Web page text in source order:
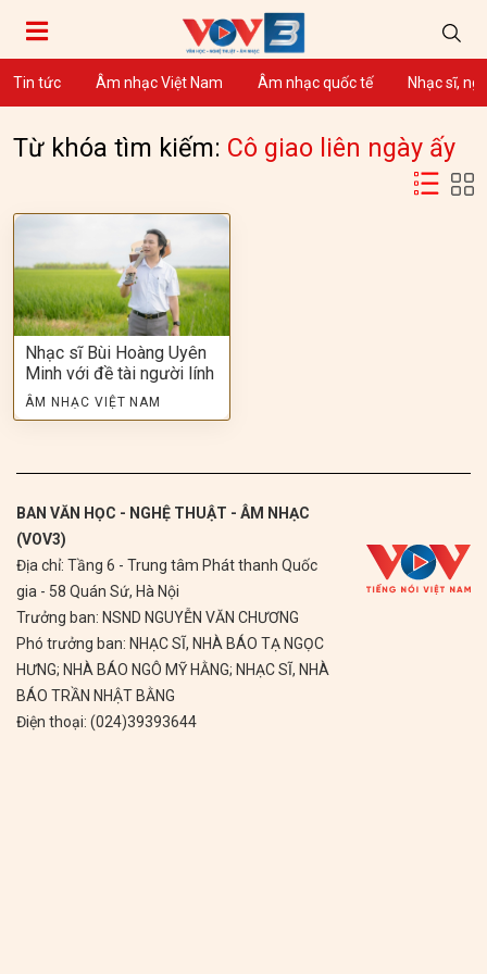
Tin tức Âm nhạc Việt Nam Âm nhạc quốc tế Nhạc sĩ,
Từ khóa tìm kiếm: Cô giao liên ngày ấy
Nhạc sĩ Bùi Hoàng Uyên
Minh với đề tài người lính
ÂM NHẠC VIỆT NAM
BAN VĂN HỌC - NGHỆ THUẬT - ÂM NHẠC
(VOV3)
Địa chỉ: Tầng 6 - Trung tâm Phát thanh Quốc
gia - 58 Quán Sứ, Hà Nội
Trưởng ban: NSND NGUYỄN VĂN CHƯƠNG
Phó trưởng ban: NHẠC SĨ, NHÀ BÁO TẠ NGỌC
HƯNG; NHÀ BÁO NGÔ MỸ HẰNG; NHẠC SĨ, NHÀ
BÁO TRẦN NHẬT BẰNG
Điện thoại: (024)39393644